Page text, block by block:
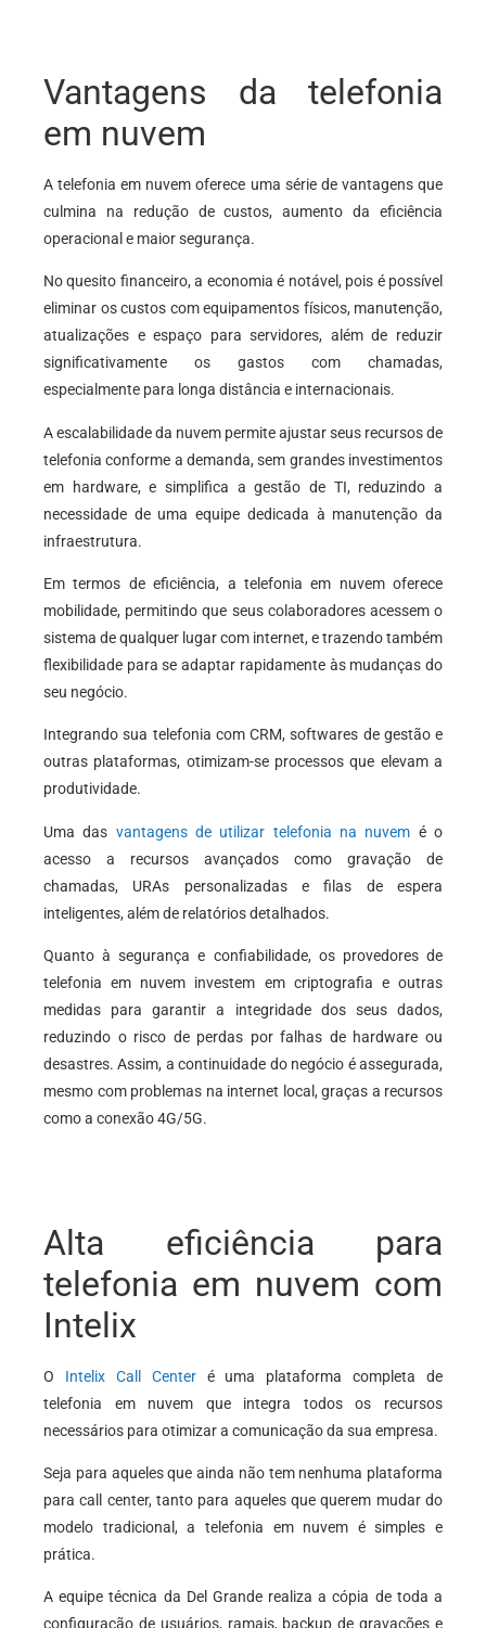
Vantagens da telefonia
em nuvem
A telefonia em nuvem oferece uma série de vantagens que
culmina na redução de custos, aumento da eficiência
operacional e maior segurança.
No quesito financeiro, a economia é notável, pois é possível
eliminar os custos com equipamentos físicos, manutenção,
atualizações e espaço para servidores, além de reduzir
significativamente os gastos com chamadas,
especialmente para longa distância e internacionais.
A escalabilidade da nuvem permite ajustar seus recursos de
telefonia conforme a demanda, sem grandes investimentos
em hardware, e simplifica a gestão de TI, reduzindo a
necessidade de uma equipe dedicada à manutenção da
infraestrutura.
Em termos de eficiência, a telefonia em nuvem oferece
mobilidade, permitindo que seus colaboradores acessem o
sistema de qualquer lugar com internet, e trazendo também
flexibilidade para se adaptar rapidamente às mudanças do
seu negócio.
Integrando sua telefonia com CRM, softwares de gestão e
outras plataformas, otimizam-se processos que elevam a
produtividade.
Uma das vantagens de utilizar telefonia na nuvem é o
acesso a recursos avançados como gravação de
chamadas, URAs personalizadas e filas de espera
inteligentes, além de relatórios detalhados.
Quanto à segurança e confiabilidade, os provedores de
telefonia em nuvem investem em criptografia e outras
medidas para garantir a integridade dos seus dados,
reduzindo o risco de perdas por falhas de hardware ou
desastres. Assim, a continuidade do negócio é assegurada,
mesmo com problemas na internet local, graças a recursos
como a conexão 4G/5G.
Alta eficiência para
telefonia em nuvem com
Intelix
O Intelix Call Centeré uma plataforma completa de
telefonia em nuvem que integra todos os recursos
necessários para otimizar a comunicação da sua empresa.
Seja para aqueles que ainda não tem nenhuma plataforma
para call center, tanto para aqueles que querem mudar do
modelo tradicional, a telefonia em nuvem é simples e
prática.
A equipe técnica da Del Grande realiza a cópia de toda a
configuração de usuários, ramais, backup de gravações e